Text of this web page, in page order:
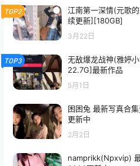
TOP2
江南第一深情(元歌
续更新][180GB]
3月22日
TOP3
无敌爆龙战神(雅婷
22.7G]最新作品
5月1日
困困兔 最新写真合
更新中
2月2日
namprikk(Npxvip)